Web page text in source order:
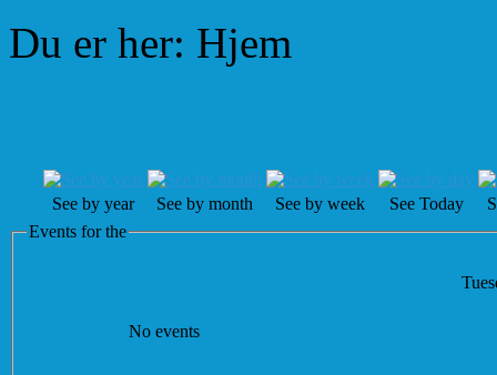
Du er her: Hjem
See by year See by month See by week See Today
Events for the
No events